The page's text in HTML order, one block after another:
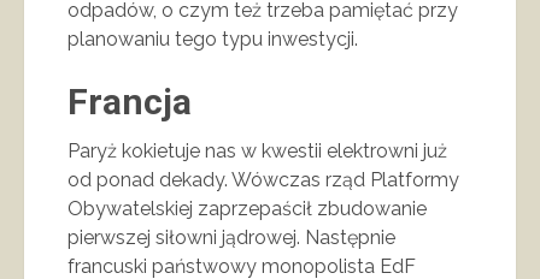
odpadów, o czym też trzeba pamiętać przy
planowaniu tego typu inwestycji.
Francja
Paryż kokietuje nas w kwestii elektrowni już
od ponad dekady. Wówczas rząd Platformy
Obywatelskiej zaprzepaścił zbudowanie
pierwszej siłowni jądrowej. Następnie
francuski państwowy monopolista EdF